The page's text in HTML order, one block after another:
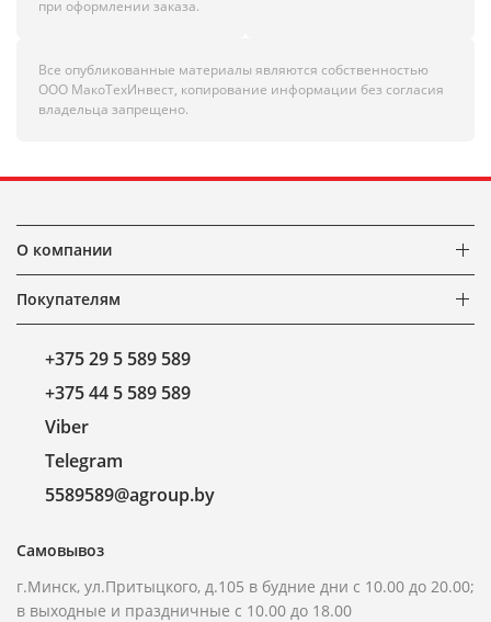
при оформлении заказа.
Все опубликованные материалы являются собственностью
ООО МакоТехИнвест, копирование информации без согласия
владельца запрещено.
О компании
Покупателям
+375 29 5 589 589
+375 44 5 589 589
Viber
Telegram
5589589@agroup.by
Самовывоз
г.Минск, ул.Притыцкого, д.105 в будние дни с 10.00 до 20.00;
в выходные и праздничные с 10.00 до 18.00